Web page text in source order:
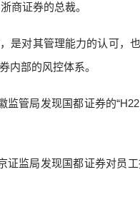
商证券的总裁。
是对其管理能力的认可，
内部的风控体系。
监管局发现国都证券的
证监局发现国都证券对员